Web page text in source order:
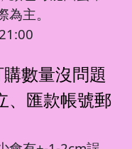
主。
數量沒問題
、匯款帳號郵